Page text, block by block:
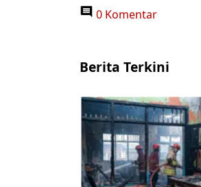
0 Komentar
Berita Terkini